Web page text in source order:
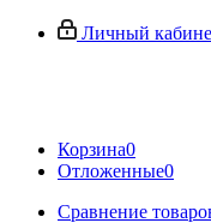
Личный
Корзина0
Отложенные0
Сравнение